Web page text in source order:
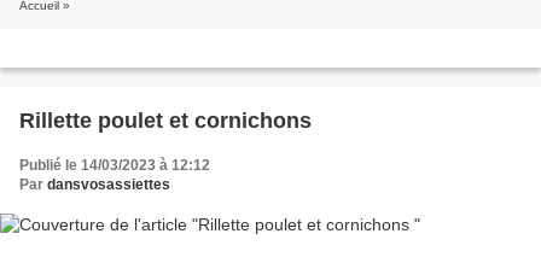
Accueil »
Rillette poulet et cornichons
Publié le 14/03/2023 à 12:12
Par dansvosassiettes